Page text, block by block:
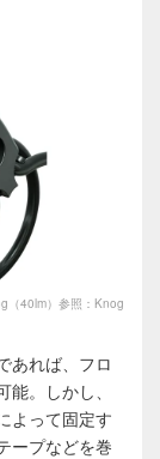
（40lm）参照：Knog
あれば、フロ
。しかし、
よって固定す
ープなどを巻